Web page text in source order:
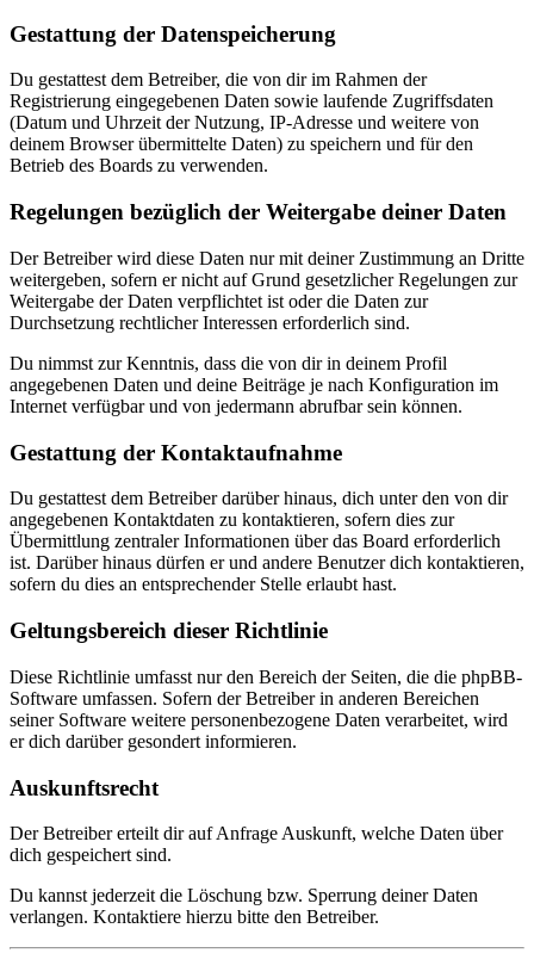
Gestattung der Datenspeicherung
Du gestattest dem Betreiber, die von dir im Rahmen der
Registrierung eingegebenen Daten sowie laufende Zugriffsdaten
(Datum und Uhrzeit der Nutzung, IP-Adresse und weitere von
deinem Browser übermittelte Daten) zu speichern und für den
Betrieb des Boards zu verwenden.
Regelungen bezüglich der Weitergabe deiner Daten
Der Betreiber wird diese Daten nur mit deiner Zustimmung an Dritte
weitergeben, sofern er nicht auf Grund gesetzlicher Regelungen zur
Weitergabe der Daten verpflichtet ist oder die Daten zur
Durchsetzung rechtlicher Interessen erforderlich sind.
Du nimmst zur Kenntnis, dass die von dir in deinem Profil
angegebenen Daten und deine Beiträge je nach Konfiguration im
Internet verfügbar und von jedermann abrufbar sein können.
Gestattung der Kontaktaufnahme
Du gestattest dem Betreiber darüber hinaus, dich unter den von dir
angegebenen Kontaktdaten zu kontaktieren, sofern dies zur
Übermittlung zentraler Informationen über das Board erforderlich
ist. Darüber hinaus dürfen er und andere Benutzer dich kontaktieren,
sofern du dies an entsprechender Stelle erlaubt hast.
Geltungsbereich dieser Richtlinie
Diese Richtlinie umfasst nur den Bereich der Seiten, die die phpBB-
Software umfassen. Sofern der Betreiber in anderen Bereichen
seiner Software weitere personenbezogene Daten verarbeitet, wird
er dich darüber gesondert informieren.
Auskunftsrecht
Der Betreiber erteilt dir auf Anfrage Auskunft, welche Daten über
dich gespeichert sind.
Du kannst jederzeit die Löschung bzw. Sperrung deiner Daten
verlangen. Kontaktiere hierzu bitte den Betreiber.